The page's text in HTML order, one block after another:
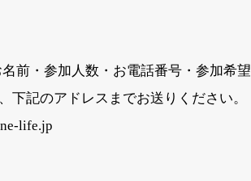
加人数・お電話番号・参加希望
ドレスまでお送りください。
life.jp